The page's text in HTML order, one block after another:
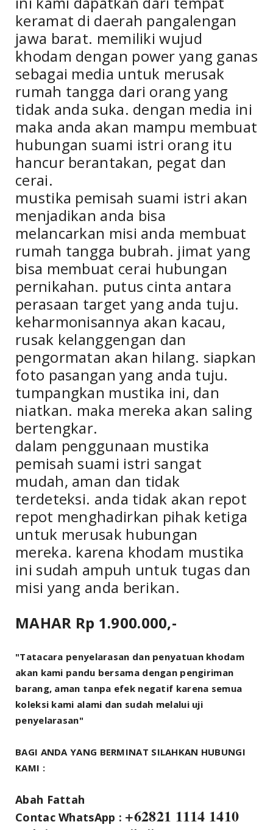
keramat di daerah pangalengan
jawa barat. memiliki wujud
khodam dengan power yang ganas
sebagai media untuk merusak
rumah tangga dari orang yang
tidak anda suka. dengan media ini
maka anda akan mampu membuat
hubungan suami istri orang itu
hancur berantakan, pegat dan
cerai.
mustika pemisah suami istri akan
menjadikan anda bisa
melancarkan misi anda membuat
rumah tangga bubrah. jimat yang
bisa membuat cerai hubungan
pernikahan. putus cinta antara
perasaan target yang anda tuju.
keharmonisannya akan kacau,
rusak kelanggengan dan
pengormatan akan hilang. siapkan
foto pasangan yang anda tuju.
tumpangkan mustika ini, dan
niatkan. maka mereka akan saling
bertengkar.
dalam penggunaan mustika
pemisah suami istri sangat
mudah, aman dan tidak
terdeteksi. anda tidak akan repot
repot menghadirkan pihak ketiga
untuk merusak hubungan
mereka. karena khodam mustika
ini sudah ampuh untuk tugas dan
misi yang anda berikan.
MAHAR Rp 1.900.000,-
"Tatacara penyelarasan dan penyatuan khodam
akan kami pandu bersama dengan pengiriman
barang, aman tanpa efek negatif karena semua
koleksi kami alami dan sudah melalui uji
penyelarasan"
BAGI ANDA YANG BERMINAT SILAHKAN HUBUNGI
KAMI :
Abah Fattah
Contac WhatsApp : +62821 1114 1410